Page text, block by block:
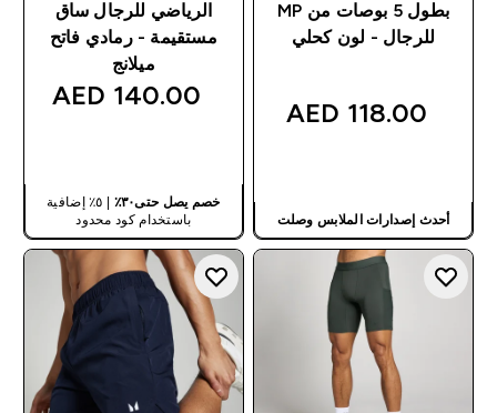
بطول 5 بوصات من MP
للرجال - لون كحلي
118.00 AED‎
أحدث إصدارات الملابس وصلت
الرياضي للرجال ساق
مستقيمة - رمادي فاتح
ميلانج
140.00 AED‎
خصم يصل حتى٣٠٪
| ٥٪ إضافية
باستخدام كود محدود